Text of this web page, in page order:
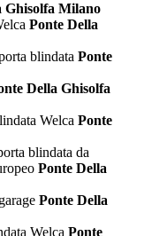
Ghisolfa Milano
Ponte Della
blindata Ponte
Della Ghisolfa
Welca Ponte
blindata da
Ponte Della
Ponte Della
Welca Ponte